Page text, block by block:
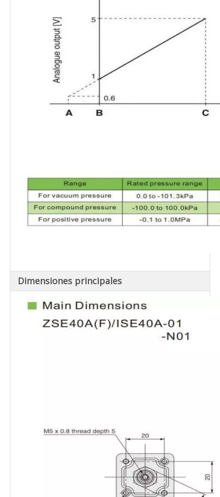
terminales y carcasa
Característica de temperatura
±2% FS (referencia de 25
Cable conductor con conector
Dimensiones principales